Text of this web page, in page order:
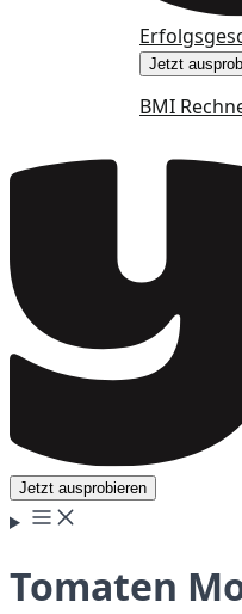
Jetzt
BMI
Jetzt ausprobieren
Tomaten